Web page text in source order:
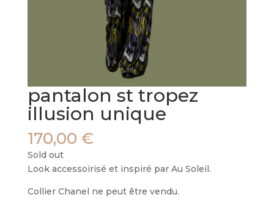
pantalon st tropez
illusion unique
170,00 €
Sold out
Look accessoirisé et inspiré par Au Soleil.
Collier Chanel ne peut être vendu.